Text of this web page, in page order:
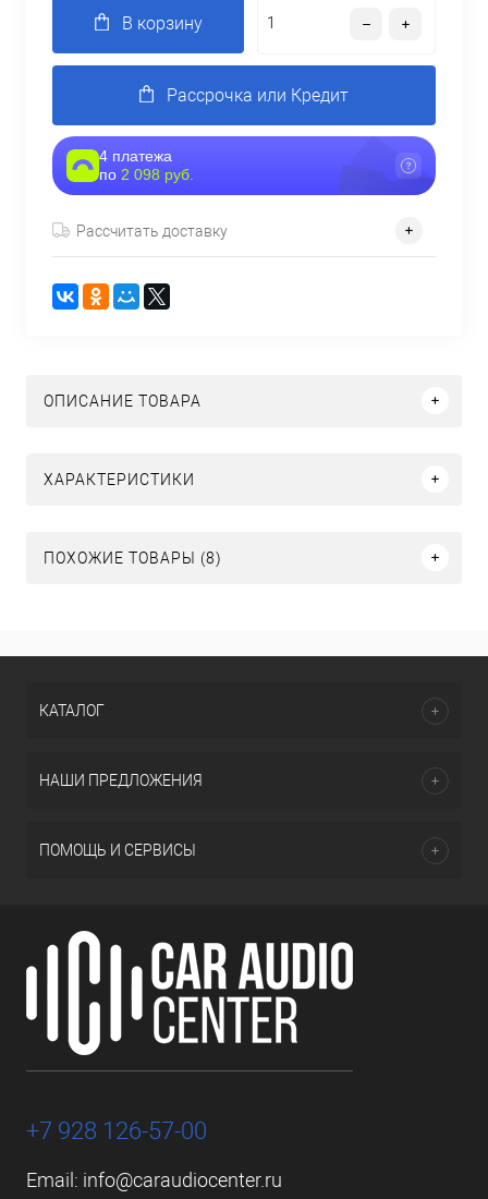
В корзину
Рассрочка или Кредит
4 платежа
по 2 098 руб.
Рассчитать доставку
ОПИСАНИЕ ТОВАРА
ХАРАКТЕРИСТИКИ
ПОХОЖИЕ ТОВАРЫ (8)
КАТАЛОГ
НАШИ ПРЕДЛОЖЕНИЯ
ПОМОЩЬ И СЕРВИСЫ
+7 928 126-57-00
Email: info@caraudiocenter.ru